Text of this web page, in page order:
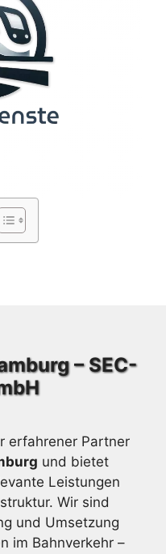
– SEC-
erfahrener Partner
und bietet
Leistungen
Wir sind
und Umsetzung
im Bahnverkehr –